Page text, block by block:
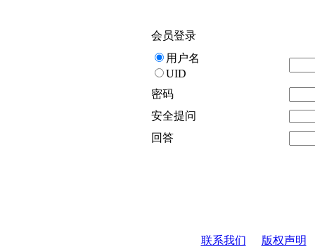
会员登录
用户名
UID
密码
安全提问
回答
联系我们
版权声明